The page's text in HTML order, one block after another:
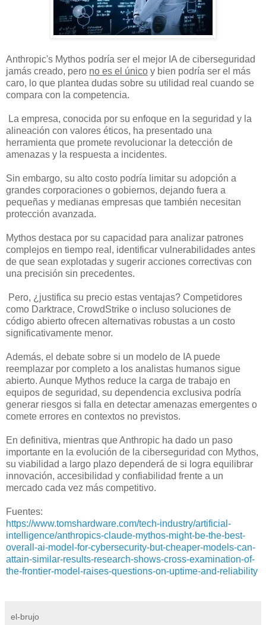
Anthropic's Mythos podría ser el mejor IA de ciberseguridad
jamás creado, pero no es el único y bien podría ser el más
caro, lo que plantea dudas sobre su utilidad real cuando se
compara con la competencia.
La empresa, conocida por su enfoque en la seguridad y la
alineación con valores éticos, ha presentado una
herramienta que promete revolucionar la detección de
amenazas y la respuesta a incidentes.
Sin embargo, su alto costo podría limitar su adopción a
grandes corporaciones o gobiernos, dejando fuera a
pequeñas y medianas empresas que también necesitan
protección avanzada.
Mythos destaca por su capacidad para analizar patrones
complejos en tiempo real, identificar vulnerabilidades antes
de que sean explotadas y sugerir acciones correctivas con
una precisión sin precedentes.
Pero, ¿justifica su precio estas ventajas? Competidores
como Darktrace, CrowdStrike o incluso soluciones de
código abierto ofrecen alternativas robustas a un costo
significativamente menor.
Además, el debate sobre si un modelo de IA puede
reemplazar por completo a los analistas humanos sigue
abierto. Aunque Mythos reduce la carga de trabajo en
equipos de seguridad, su dependencia exclusiva podría
generar riesgos si falla en detectar amenazas emergentes o
comete errores en contextos no previstos.
En definitiva, mientras que Anthropic ha dado un paso
importante en la evolución de la ciberseguridad con Mythos,
su viabilidad a largo plazo dependerá de si logra equilibrar
innovación, accesibilidad y confiabilidad frente a un
mercado cada vez más competitivo.
Fuentes:
https://www.tomshardware.com/tech-industry/artificial-
intelligence/anthropics-claude-mythos-might-be-the-best-
overall-ai-model-for-cybersecurity-but-cheaper-models-can-
attain-similar-results-research-shows-cross-examination-of-
the-frontier-model-raises-questions-on-uptime-and-reliability
el-brujo